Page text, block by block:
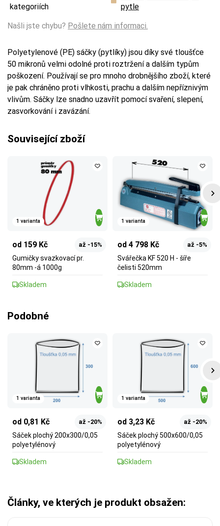
kategoriích
pytle
Našli jste chybu? Pošlete nám informaci.
Polyetylenové (PE) sáčky (pytlíky) jsou díky své tloušťce
50 mikronů velmi odolné proti roztržení a dalším typům
poškození. Používají se pro mnoho drobnějšího zboží, které
je pak chráněno proti vlhkosti, prachu a dalším nepříznivým
vlivům. Sáčky lze snadno uzavřít pomocí svaření, slepení,
zasvorkování i zavázání.
Související zboží
1 varianta
od 159 Kč až -15%
Gumičky svazkovací pr.
80mm -á 1000g
Skladem
1 varianta
od 4 798 Kč až -5%
Svářečka KF 520 H - šíře
čelisti 520mm
Skladem
Podobné
1 varianta
od 0,81 Kč až -20%
Sáček plochý 200x300/0,05
polyetylénový
Skladem
1 varianta
od 3,23 Kč až -20%
Sáček plochý 500x600/0,05
polyetylénový
Skladem
Články, ve kterých je produkt obsažen: